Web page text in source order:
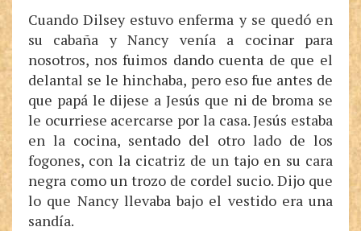
Cuando Dilsey estuvo enferma y se quedó en
su cabaña y Nancy venía a cocinar para
nosotros, nos fuimos dando cuenta de que el
delantal se le hinchaba, pero eso fue antes de
que papá le dijese a Jesús que ni de broma se
le ocurriese acercarse por la casa. Jesús estaba
en la cocina, sentado del otro lado de los
fogones, con la cicatriz de un tajo en su cara
negra como un trozo de cordel sucio. Dijo que
lo que Nancy llevaba bajo el vestido era una
sandía.